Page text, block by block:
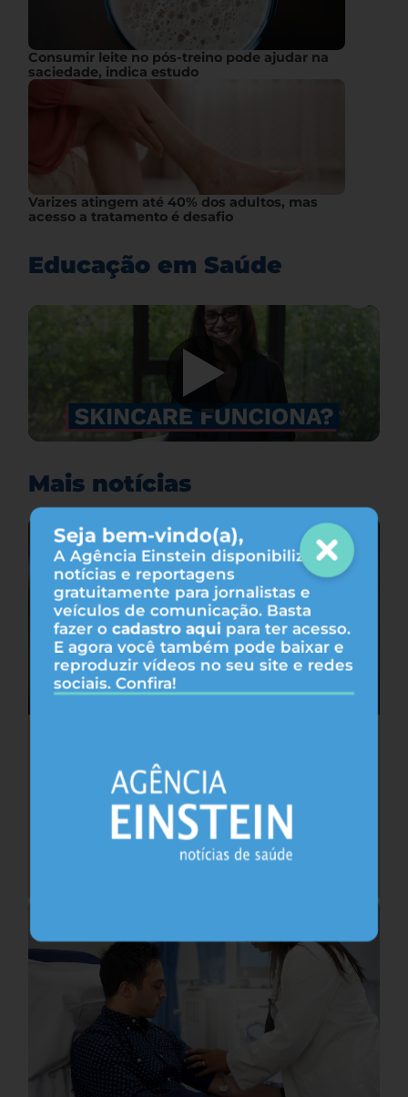
Seja bem-vindo(a),
A Agência Einstein disponibiliza
notícias e reportagens
gratuitamente para jornalistas e
veículos de comunicação. Basta
fazer o cadastro aqui para ter acesso.
E agora você também pode baixar e
reproduzir vídeos no seu site e redes
sociais. Confira!
Consumir leite no pós-treino pode ajudar na
saciedade, indica estudo
Varizes atingem até 40% dos adultos, mas
acesso a tratamento é desafio
Educação em Saúde
Mais notícias
privação do sono, sugere estudo